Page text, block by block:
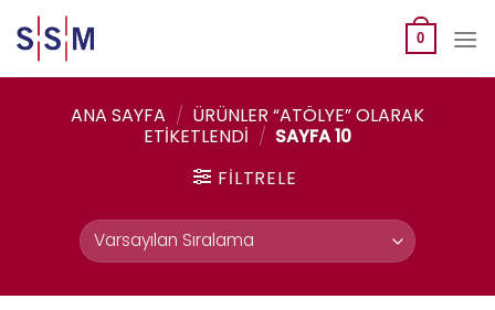
to
content
0
ANA SAYFA / ÜRÜNLER “ATÖLYE” OLARAK
ETIKETLENDI / SAYFA 10
FILTRELE